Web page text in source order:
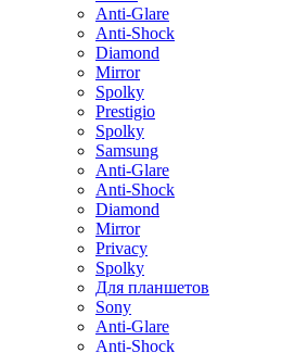
Anti-Glare
Anti-Shock
Diamond
Mirror
Spolky
Prestigio
Spolky
Samsung
Anti-Glare
Anti-Shock
Diamond
Mirror
Privacy
Spolky
Для планшетов
Sony
Anti-Glare
Anti-Shock